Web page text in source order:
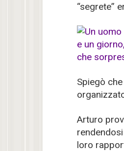
“segrete”
Spiegò
Arturo
loro